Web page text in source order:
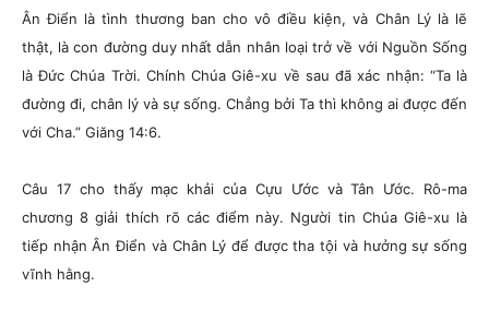
Ân Điển là tình thương ban cho vô điều kiện, và Chân Lý là lẽ
thật, là con đường duy nhất dẫn nhân loại trở về với Nguồn Sống
là Đức Chúa Trời. Chính Chúa Giê-xu về sau đã xác nhận: “Ta là
đường đi, chân lý và sự sống. Chẳng bởi Ta thì không ai được đến
với Cha.” Giăng 14:6.
Câu 17 cho thấy mạc khải của Cựu Ước và Tân Ước. Rô-ma
chương 8 giải thích rõ các điểm này. Người tin Chúa Giê-xu là
tiếp nhận Ân Điển và Chân Lý để được tha tội và hưởng sự sống
vĩnh hằng.